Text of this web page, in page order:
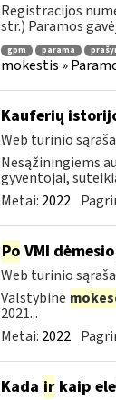
Registracijos
str.) Paramos
gpm parama
mokestis »
Kauferių
Web turinio
Nesąžiningiems
gyventojai,
Metai: 2022
Po VMI
Web turinio
Valstybinė
2021...
Metai: 2022
Kada irkaip